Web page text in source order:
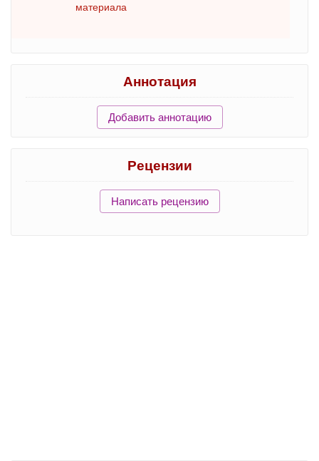
материала
Аннотация
Добавить аннотацию
Рецензии
Написать рецензию